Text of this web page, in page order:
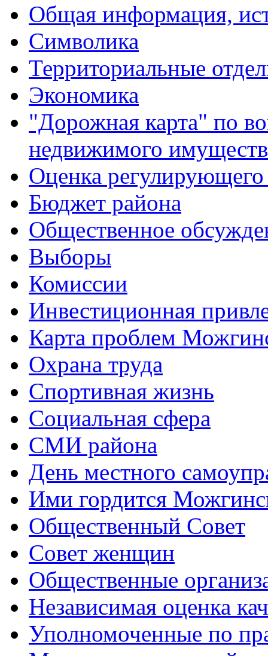
Общая информация,
Символика
Территориальные
Экономика
"Дорожная карта" по
недвижимого
Оценка регулирующего
Бюджет района
Общественное
Выборы
Комиссии
Инвестиционная
Карта проблем
Охрана труда
Спортивная жизнь
Социальная сфера
СМИ района
День местного
Ими гордится
Общественный Совет
Совет женщин
Общественные
Независимая оценка
Уполномоченные по